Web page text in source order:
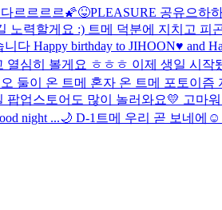
르르르르🌠😝PLEASURE 공유으하
노력할게요 :) 트메 덕분에 지치고
다 Happy birthday to JIHOON♥️ and
심히 볼게요 ㅎㅎㅎ 이제 생일 시
둘이 온 트메 혼자 온 트메 포토이즘
팝업스토어도 많이 놀러와요💛 고마
night ...🌙 D-1 트메 우리 곧 보네